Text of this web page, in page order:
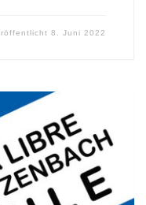
8. Juni 2022